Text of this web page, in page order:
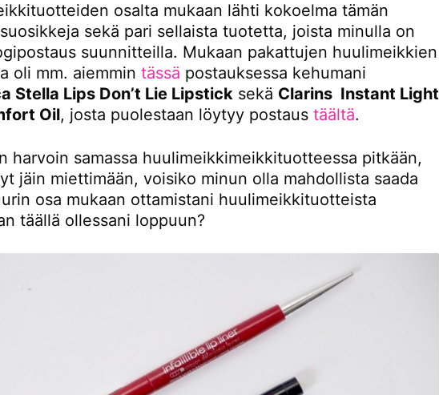
osalta mukaan lähti kokoelma tämän
sekä pari sellaista tuotetta, joista minulla on
suunnitteilla. Mukaan pakattujen huulimeikkien
oli mm. aiemmin tässä postauksessa kehumani
Stella Lips Don’t Lie Lipstick sekä Clarins Instant Light
Oil, josta puolestaan löytyy postaus täältä.
harvoin samassa huulimeikkimeikkituotteessa pitkään,
jäin miettimään, voisiko minun olla mahdollista saada
osa mukaan ottamistani huulimeikkituotteista
täällä ollessani loppuun?